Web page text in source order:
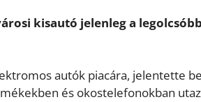
kisautó jelenleg a
autók piacára, jelentette
és okostelefonokban